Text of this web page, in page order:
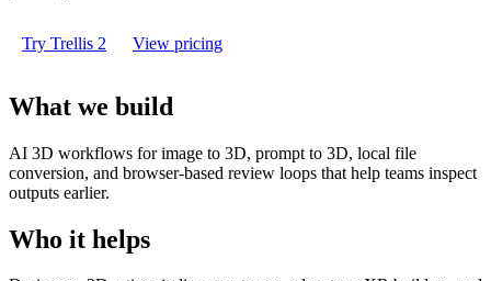
Try Trellis 2 View pricing
What we build
AI 3D workflows for image to 3D, prompt to 3D, local file
conversion, and browser-based review loops that help teams inspect
outputs earlier.
Who it helps